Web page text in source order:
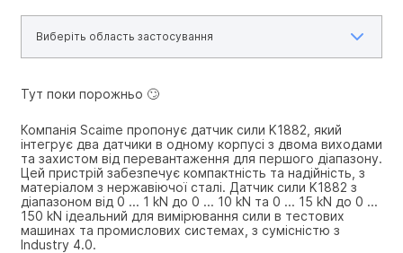
Тут поки порожньо 🙄
Компанія Scaime пропонує датчик сили K1882, який
інтегрує два датчики в одному корпусі з двома виходами
та захистом від перевантаження для першого діапазону.
Цей пристрій забезпечує компактність та надійність, з
матеріалом з нержавіючої сталі. Датчик сили K1882 з
діапазоном від 0 ... 1 kN до 0 ... 10 kN та 0 ... 15 kN до 0 ...
150 kN ідеальний для вимірювання сили в тестових
машинах та промислових системах, з сумісністю з
Industry 4.0.